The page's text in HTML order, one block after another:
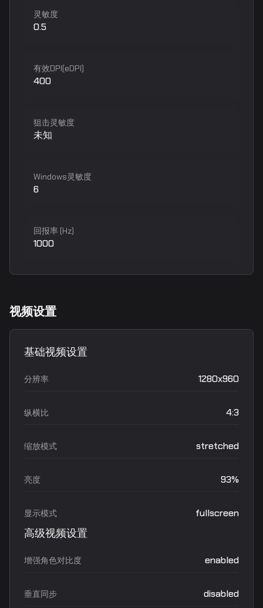
灵敏度
0.5
有效DPI(eDPI)
400
狙击灵敏度
未知
Windows灵敏度
6
回报率 (Hz)
1000
视频设置
基础视频设置
分辨率 1280x960
纵横比 4:3
缩放模式 stretched
亮度 93%
显示模式 fullscreen
高级视频设置
增强角色对比度 enabled
垂直同步 disabled